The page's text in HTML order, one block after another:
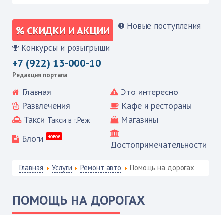
СКИДКИ И АКЦИИ Новые поступления
Конкурсы и розыгрыши
+7 (922) 13-000-10
Редакция портала
Главная
Это интересно
Развлечения
Кафе и рестораны
Такси Такси в г.Реж
Магазины
Блоги
новое
Достопримечательности
Главная Услуги Ремонт авто Помощь на дорогах
ПОМОЩЬ НА ДОРОГАХ